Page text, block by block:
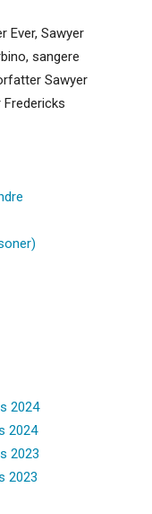
Ever, Sawyer
sangere
Sawyer
2024
2024
2023
2023